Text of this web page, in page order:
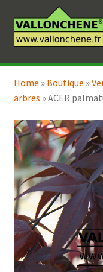
à
la
au
contenu
Vente en ligne
Coaching pour le
Home » Boutique »
arbres »ACER